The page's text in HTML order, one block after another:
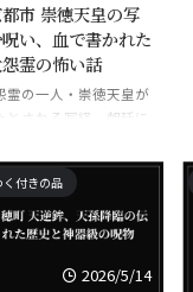
市 崇徳天皇の写
い、血で書かれた
霊の怖い話
霊の一人・崇徳天皇が
とされる写経。朝廷に
付きの品
2026/5/14